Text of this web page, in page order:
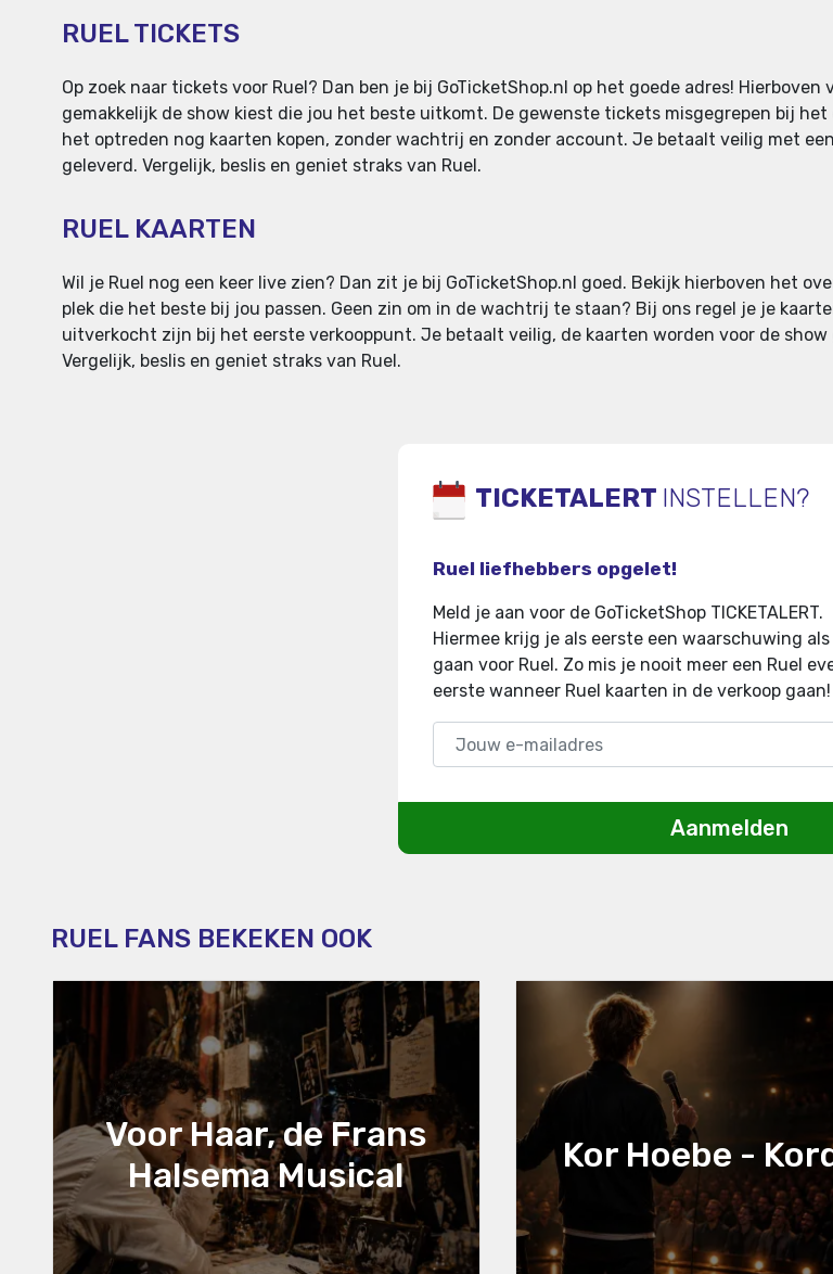
RUEL TICKETS
Op zoek naar tickets voor Ruel? Dan ben je bij GoTicketShop.nl op het goede adres!
gemakkelijk de show kiest die jou het beste uitkomt. De gewenste tickets misgegrepen bij
het optreden nog kaarten kopen, zonder wachtrij en zonder account. Je betaalt veilig met
geleverd. Vergelijk, beslis en geniet straks van Ruel.
RUEL KAARTEN
Wil je Ruel nog een keer live zien? Dan zit je bij GoTicketShop.nl goed. Bekijk hierboven het
plek die het beste bij jou passen. Geen zin om in de wachtrij te staan? Bij ons regel je je
uitverkocht zijn bij het eerste verkooppunt. Je betaalt veilig, de kaarten worden voor de
Vergelijk, beslis en geniet straks van Ruel.
TICKETALERT INSTELLEN?
Ruel liefhebbers opgelet!
Meld je aan voor de GoTicketShop TICKETALERT.
Hiermee krijg je als eerste een waarschuwing
gaan voor Ruel. Zo mis je nooit meer een Ruel
eerste wanneer Ruel kaarten in de verkoop gaan!
Aanmelden
RUEL FANS BEKEKEN OOK
Voor Haar, de Frans
Halsema Musical
Kor Hoebe -